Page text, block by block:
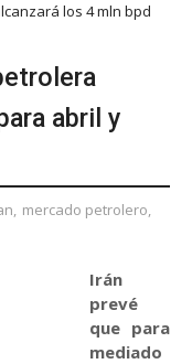
los 4 mln bpd
abril y
, mercado petrolero,
Irán
prevé
que para
mediado